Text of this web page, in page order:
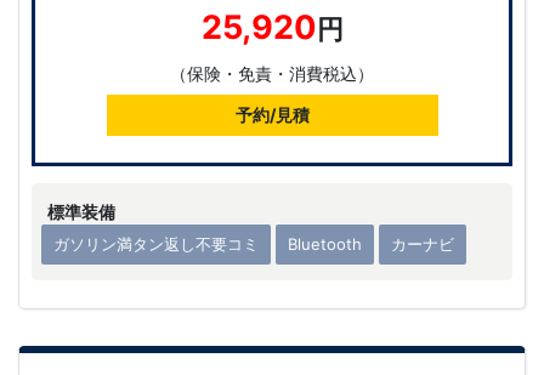
標準装備
ガソリン満タン返し不要コミ Bluetooth カーナビ
25,920円
（保険・免責・消費税込）
予約/見積